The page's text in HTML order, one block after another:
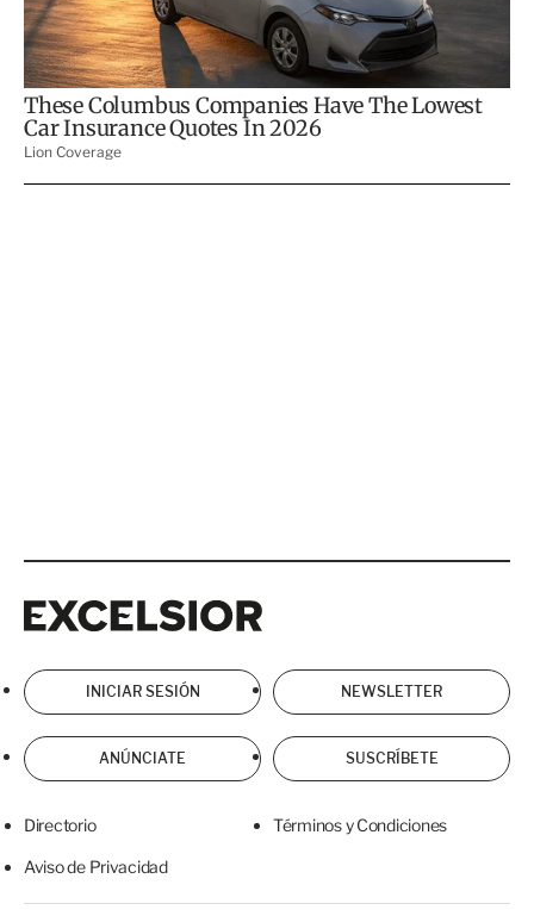
INICIAR SESIÓN NEWSLETTER
ANÚNCIATE SUSCRÍBETE
Directorio Términos y Condiciones
Aviso de Privacidad